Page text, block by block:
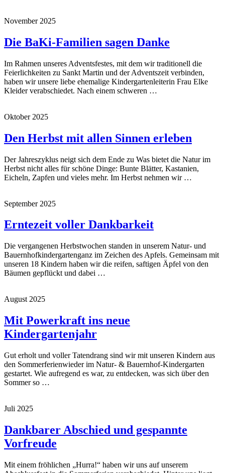
November 2025
Die BaKi-Familien sagen Danke
Im Rahmen unseres Adventsfestes, mit dem wir traditionell die
Feierlichkeiten zu Sankt Martin und der Adventszeit verbinden,
haben wir unsere liebe ehemalige Kindergartenleiterin Frau Elke
Kleider verabschiedet. Nach einem schweren …
Oktober 2025
Den Herbst mit allen Sinnen erleben
Der Jahreszyklus neigt sich dem Ende zu Was bietet die Natur im
Herbst nicht alles für schöne Dinge: Bunte Blätter, Kastanien,
Eicheln, Zapfen und vieles mehr. Im Herbst nehmen wir …
September 2025
Erntezeit voller Dankbarkeit
Die vergangenen Herbstwochen standen in unserem Natur- und
Bauernhofkindergartenganz im Zeichen des Apfels. Gemeinsam mit
unseren 18 Kindern haben wir die reifen, saftigen Äpfel von den
Bäumen gepflückt und dabei …
August 2025
Mit Powerkraft ins neue
Kindergartenjahr
Gut erholt und voller Tatendrang sind wir mit unseren Kindern aus
den Sommerferienwieder im Natur- & Bauernhof-Kindergarten
gestartet. Wie aufregend es war, zu entdecken, was sich über den
Sommer so …
Juli 2025
Dankbarer Abschied und gespannte
Vorfreude
Mit einem fröhlichen „Hurra!“ haben wir uns auf unserem